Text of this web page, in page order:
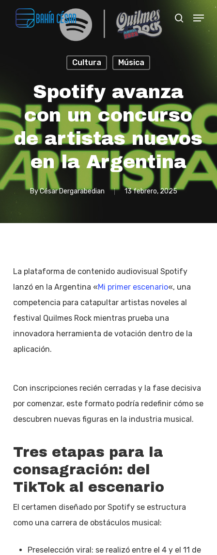
search
Menu
Cultura Música
Spotify avanza
con un concurso
de artistas nuevos
en la Argentina
ByCésar Dergarabedian 13 febrero, 2025
La plataforma de contenido audiovisual Spotify
lanzó en la Argentina «Mi primer escenario«, una
competencia para catapultar artistas noveles al
festival Quilmes Rock mientras prueba una
innovadora herramienta de votación dentro de la
aplicación.
Con inscripciones recién cerradas y la fase decisiva
por comenzar, este formato podría redefinir cómo se
descubren nuevas figuras en la industria musical.
Tres etapas para la
consagración: del
TikTok al escenario
El certamen diseñado por Spotify se estructura
como una carrera de obstáculos musical:
Preselección viral: se realizó entre el 4 y el 11 de
Close
Menu